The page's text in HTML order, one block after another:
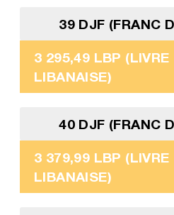
39 DJF (FRANC
3 295,49 LBP (LIVRE
LIBANAISE)
40 DJF (FRANC
3 379,99 LBP (LIVRE
LIBANAISE)